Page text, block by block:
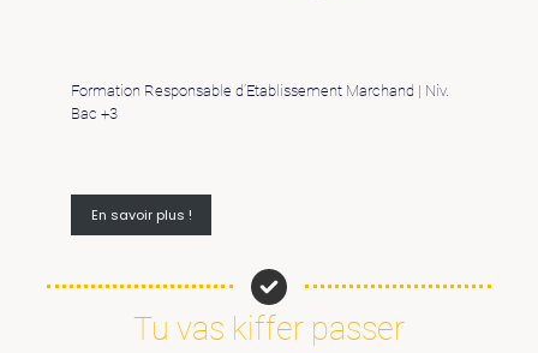
Formation Responsable d’Etablissement Marchand | Niv.
Bac +3
En savoir plus !
Tu vas kiffer passer